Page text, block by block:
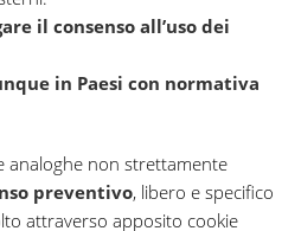
il consenso all’uso dei
in Paesi con normativa
analoghe non strettamente
preventivo, libero e specifico
attraverso apposito cookie